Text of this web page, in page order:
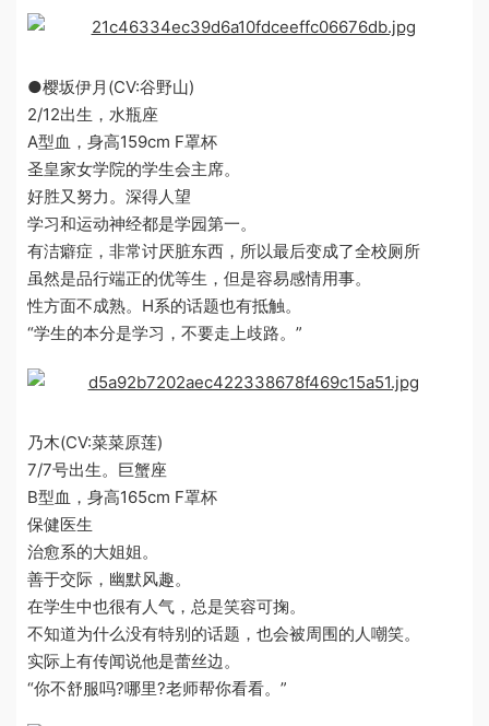
●樱坂伊月(CV:谷野山)
2/12出生，水瓶座
A型血，身高159cm F罩杯
圣皇家女学院的学生会主席。
好胜又努力。深得人望
学习和运动神经都是学园第一。
有洁癖症，非常讨厌脏东西，所以最后变成了全校厕所
虽然是品行端正的优等生，但是容易感情用事。
性方面不成熟。H系的话题也有抵触。
“学生的本分是学习，不要走上歧路。”
乃木(CV:菜菜原莲)
7/7号出生。巨蟹座
B型血，身高165cm F罩杯
保健医生
治愈系的大姐姐。
善于交际，幽默风趣。
在学生中也很有人气，总是笑容可掬。
不知道为什么没有特别的话题，也会被周围的人嘲笑。
实际上有传闻说他是蕾丝边。
“你不舒服吗?哪里?老师帮你看看。”